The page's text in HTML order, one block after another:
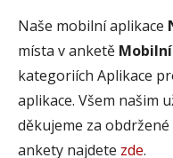
Naše mobilní aplikace
místa v anketě
kategoriích Aplikace
aplikace. Všem našim
děkujeme za
ankety najdete zde.